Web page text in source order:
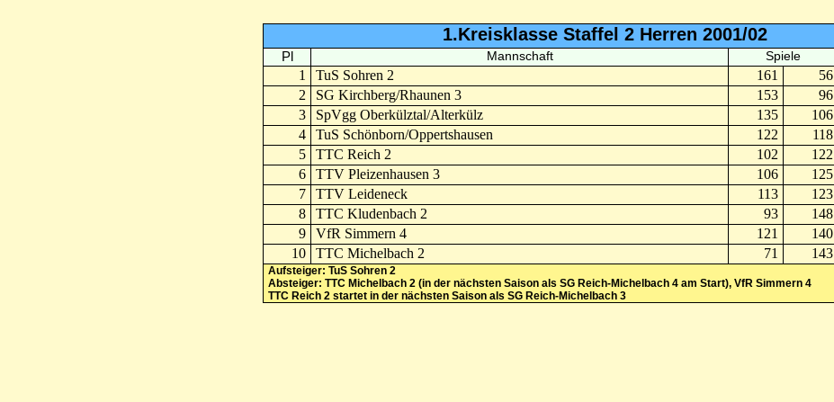
1.Kreisklasse Staffel 2 Herren 2001/02
Pl Mannschaft Spiele
1 TuS Sohren 2 161 56
2
SG Kirchberg/Rhaunen 3 153 96
3
SpVgg Oberkülztal/Alterkülz 135 106
4
TuS Schönborn/Oppertshausen 122 118
5
TTC Reich 2 102 122
6
TTV Pleizenhausen 3 106 125
7
TTV Leideneck 113 123
8
TTC Kludenbach 2 93 148
9
VfR Simmern 4 121 140
10
TTC Michelbach 2 71 143
Aufsteiger: TuS Sohren 2
Absteiger: TTC Michelbach 2 (in der nächsten Saison als SG Reich-Michelbach 4 am Start), VfR Simmern 4
TTC Reich 2 startet in der nächsten Saison als SG Reich-Michelbach 3